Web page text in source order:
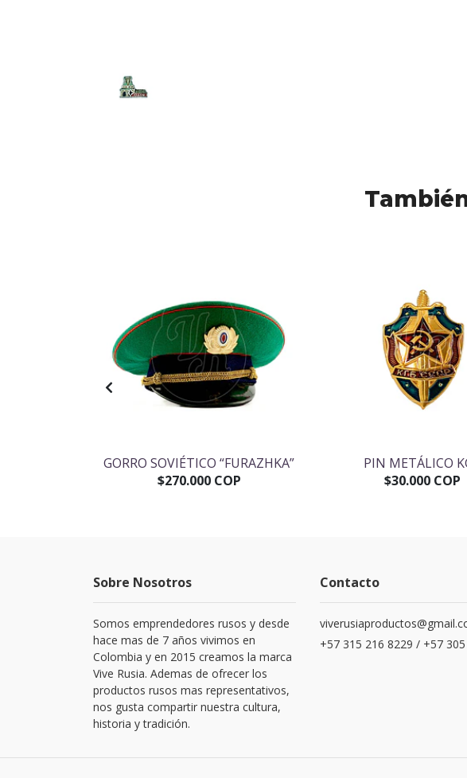
GORRO SOVIÉTICO “FURAZHKA”
$270.000 COP
PIN METÁLICO
$30.000 COP
Sobre Nosotros
Somos emprendedores rusos y desde
hace mas de 7 años vivimos en
Colombia y en 2015 creamos la marca
Vive Rusia. Ademas de ofrecer los
productos rusos mas representativos,
nos gusta compartir nuestra cultura,
historia y tradición.
Contacto
+57 315 216 8229 / +57